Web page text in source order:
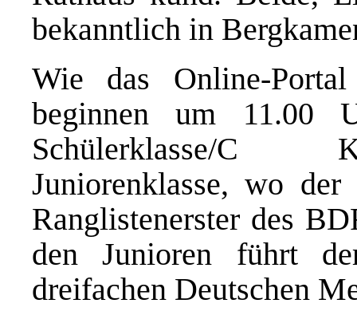
bekanntlich in
Wie das Online-
beginnen um 11.00
Schülerklasse/C
Juniorenklasse, wo
Ranglistenerster des
den Junioren führt
dreifachen Deutschen